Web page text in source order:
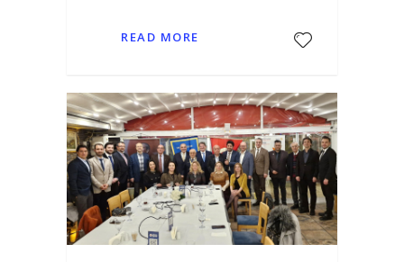
READ MORE